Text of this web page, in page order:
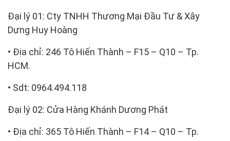
Đại lý 01: Cty TNHH Thương Mại Đầu Tư & Xây
Dựng Huy Hoàng
• Địa chỉ: 246 Tô Hiến Thành – F15 – Q10 – Tp.
HCM.
• Sdt: 0964.494.118
Đại lý 02: Cửa Hàng Khánh Dương Phát
• Địa chỉ: 365 Tô Hiến Thành – F14 – Q10 – Tp.